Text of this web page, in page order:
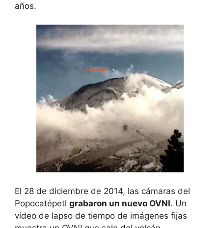
años.
El 28 de diciembre de 2014, las cámaras del
Popocatépetl grabaron un nuevo OVNI. Un
vídeo de lapso de tiempo de imágenes fijas